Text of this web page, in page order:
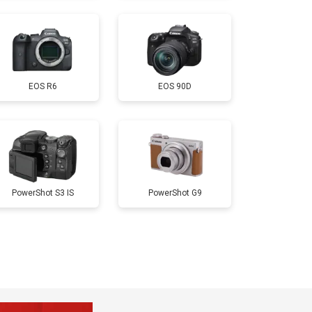
3300 ₽ Заказать
3100 ₽ Заказать
EOS R6 EOS 90D
PowerShot S3 IS PowerShot G9